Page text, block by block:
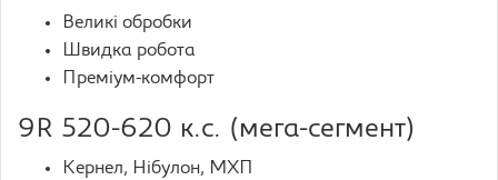
Великі обробки
Швидка робота
Преміум-комфорт
9R 520-620 к.с. (мега-сегмент)
Кернел, Нібулон, МХП